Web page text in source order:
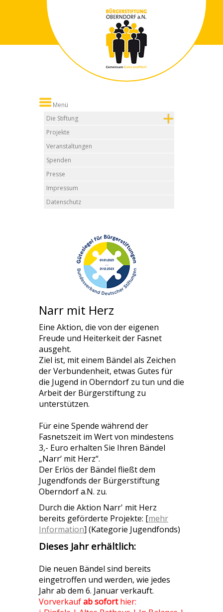
Menü
Die Stiftung
Projekte
Veranstaltungen
Spenden
Presse
Impressum
Datenschutz
Narr mit Herz
Eine Aktion, die von der eigenen
Freude und Heiterkeit der Fasnet
ausgeht.
Ziel ist, mit einem Bändel als Zeichen
der Verbundenheit, etwas Gutes für
die Jugend in Oberndorf zu tun und die
Arbeit der Bürgerstiftung zu
unterstützen.
Für eine Spende während der
Fasnetszeit im Wert von mindestens
3,- Euro erhalten Sie Ihren Bändel
„Narr‘ mit Herz“.
Der Erlös der Bändel fließt dem
Jugendfonds der Bürgerstiftung
Oberndorf a.N. zu.
Durch die Aktion Narr' mit Herz
bereits geförderte Projekte: [mehr
Information] (Kategorie Jugendfonds)
Dieses Jahr erhältlich:
Die neuen Bändel sind bereits
eingetroffen und werden, wie jedes
Jahr ab dem 6. Januar verkauft.
Vorverkaufab soforthier: